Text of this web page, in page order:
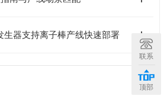
生器支持离子棒产线快速部署
联系
顶部